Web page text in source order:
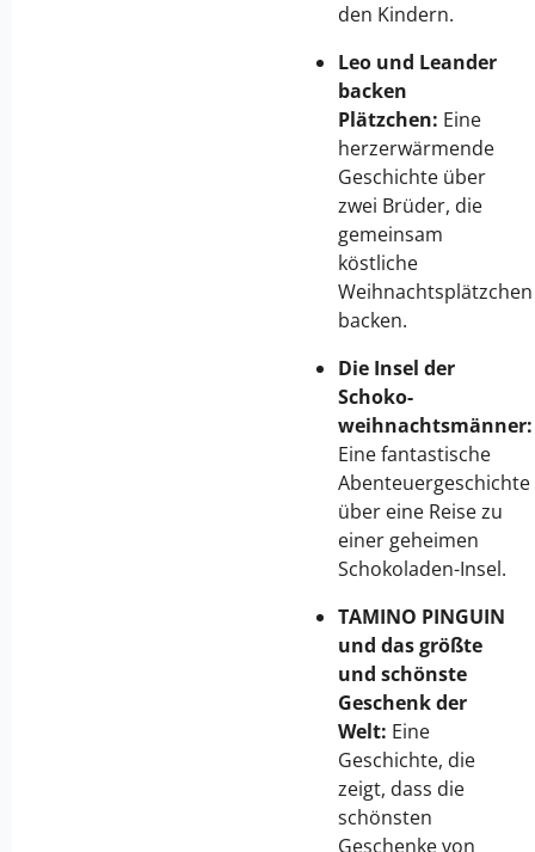
den Kindern.
Leo und Leander
backen
Plätzchen: Eine
herzerwärmende
Geschichte über
zwei Brüder, die
gemeinsam
köstliche
Weihnachtsplätzchen
backen.
Die Insel der
Schoko-
weihnachtsmänner:
Eine fantastische
Abenteuergeschichte
über eine Reise zu
einer geheimen
Schokoladen-Insel.
TAMINO PINGUIN
und das größte
und schönste
Geschenk der
Welt: Eine
Geschichte, die
zeigt, dass die
schönsten
Geschenke von